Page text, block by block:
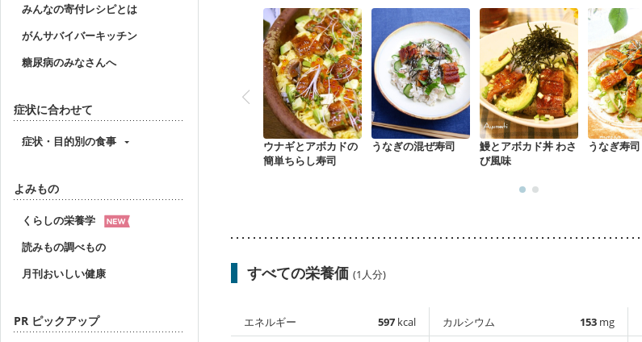
みんなの寄付レシピとは
がんサバイバーキッチン
糖尿病のみなさんへ
症状に合わせて
症状・目的別の食事
よみもの
くらしの栄養学
読みもの調べもの
月刊おいしい健康
PR ピックアップ
ウナギとアボカドの
簡単ちらし寿司
うなぎの混ぜ寿司
鰻とアボカド丼 わさ
び風味
うなぎ寿司
すべての栄養価 (1人分)
エネルギー 597 kcal
カルシウム 153 mg